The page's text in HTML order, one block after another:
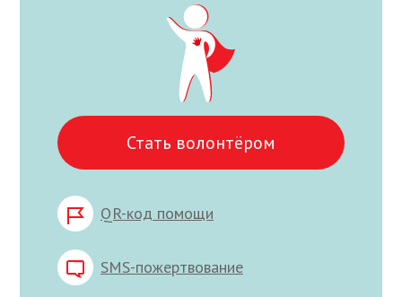
Стать волонтёром
QR-код помощи
SMS-пожертвование